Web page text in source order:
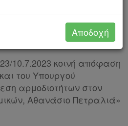
διατάξεις» (Α΄ 131),
με το άρθρο 50 του
10.7.2023 κοινή απόφαση
του Υπουργού
αρμοδιοτήτων στον
Αθανάσιο Πετραλιά»
Αποδοχή